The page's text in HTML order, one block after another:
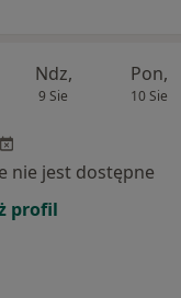
Ndz,
9 Sie
Pon,
10 Sie
nie jest dostępne
profil